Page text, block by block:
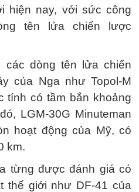
hiện nay, với sức công
tên lửa chiến lược
dòng tên lửa chiến
của Nga như Topol-M
tính có tầm bắn khoảng
LGM-30G Minuteman
hoạt động của Mỹ, có
km.
từng được đánh giá có
thế giới như DF-41 của